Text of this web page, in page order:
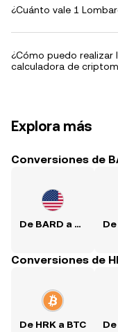
¿Cuánto vale 1
¿Cómo puedo realizar
calculadora de
Explora más
Conversiones de
De BARD a USD
Conversiones de
De HRK a BTC De